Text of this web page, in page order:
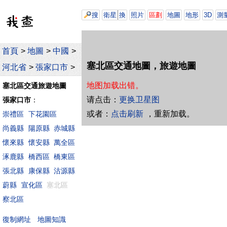
首頁 > 地圖 > 中國 >
河北省 > 張家口市 >
塞北區交通旅遊地圖
張家口市 ：
崇禮區 下花園區
尚義縣
陽原縣 赤城縣
懷來縣 懷安縣 萬全區
涿鹿縣 橋西區 橋東區
張北縣
康保縣 沽源縣
蔚縣 宣化區 塞北區
察北區
地圖知識
搜 衛星 換 照片 區劃 地圖 地形 3D 測
塞北區交通地圖，旅遊地圖
地图加载出错。
请点击： 更换卫星图
或者： 点击刷新 ，重新加载。